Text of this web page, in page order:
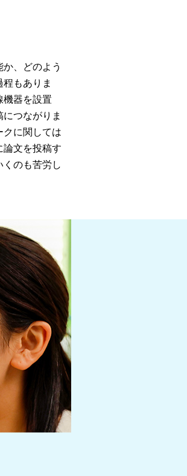
、どのよう
もありま
機器を設置
つながりま
クに関しては
論文を投稿す
のも苦労し